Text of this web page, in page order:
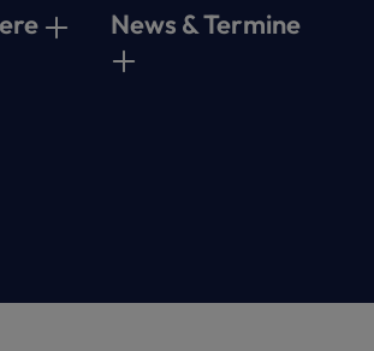
News & Termine